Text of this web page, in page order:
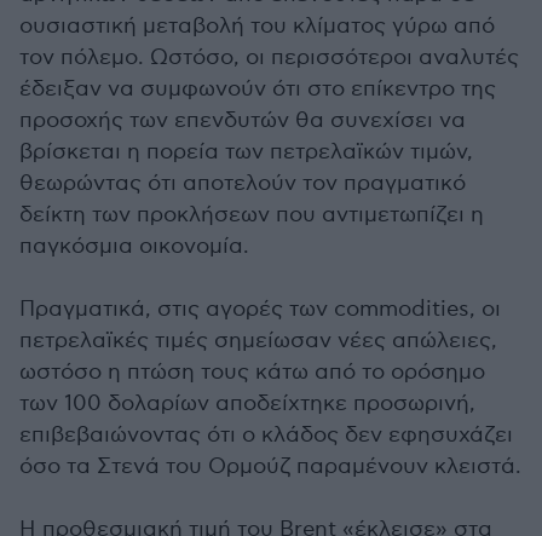
ουσιαστική μεταβολή του κλίματος γύρω από
τον πόλεμο. Ωστόσο, οι περισσότεροι αναλυτές
έδειξαν να συμφωνούν ότι στο επίκεντρο της
προσοχής των επενδυτών θα συνεχίσει να
βρίσκεται η πορεία των πετρελαϊκών τιμών,
θεωρώντας ότι αποτελούν τον πραγματικό
δείκτη των προκλήσεων που αντιμετωπίζει η
παγκόσμια οικονομία.
Πραγματικά, στις αγορές των commodities, οι
πετρελαϊκές τιμές σημείωσαν νέες απώλειες,
ωστόσο η πτώση τους κάτω από το ορόσημο
των 100 δολαρίων αποδείχτηκε προσωρινή,
επιβεβαιώνοντας ότι ο κλάδος δεν εφησυχάζει
όσο τα Στενά του Ορμούζ παραμένουν κλειστά.
Η προθεσμιακή τιμή του Brent «έκλεισε» στα